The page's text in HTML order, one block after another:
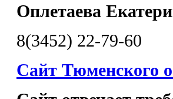
Оплетаева
8(3452) 22-79-60
Сайт Тюменского